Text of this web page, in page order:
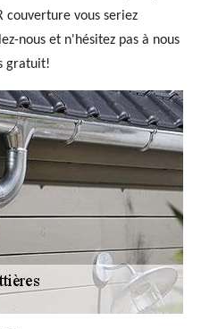
couverture vous seriez
nous et n'hésitez pas à nous
gratuit!